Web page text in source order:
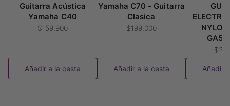
Guitarra Acústica
Yamaha C40
$159,900
Añadir a la cesta
Yamaha C70 - Guitarra
Clasica
$199,000
Añadir a la cesta Añadir